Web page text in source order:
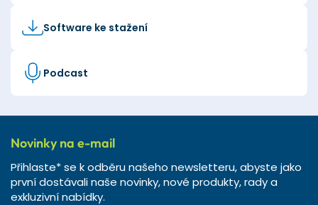
Software ke stažení
Podcast
Novinky na e-mail
Přihlaste* se k odběru našeho newsletteru, abyste jako
první dostávali naše novinky, nové produkty, rady a
exkluzivní nabídky.